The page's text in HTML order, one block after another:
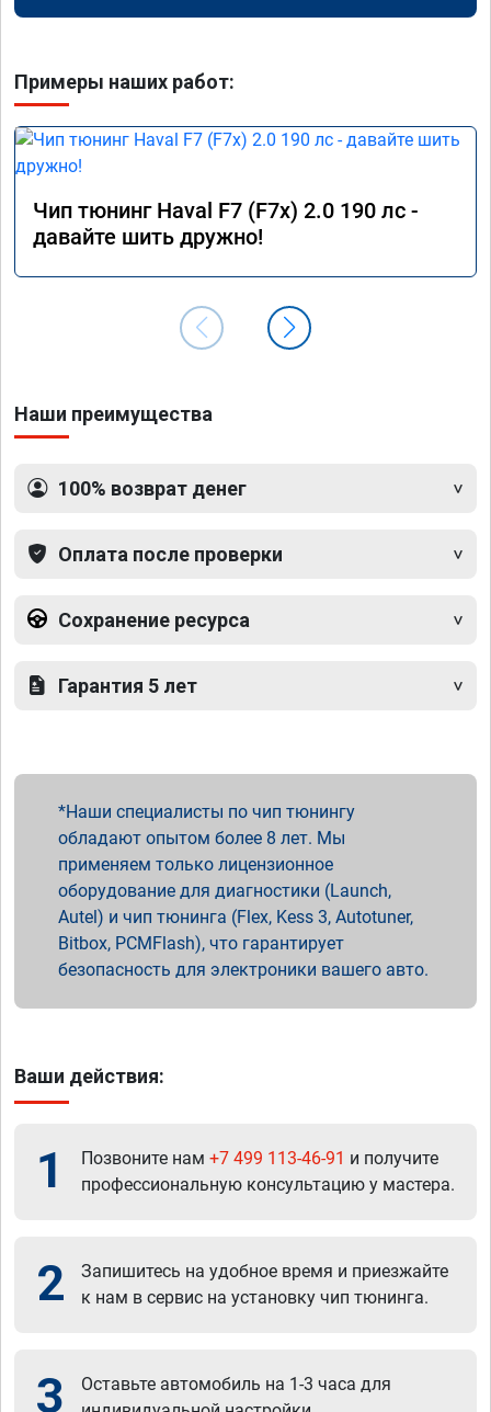
Примеры наших работ:
Чип тюнинг Haval F7 (F7x) 2.0 190 лс -
давайте шить дружно!
Наши преимущества
100% возврат денег
Оплата после проверки
Сохранение ресурса
Гарантия 5 лет
Наши специалисты по чип тюнингу
обладают опытом более 8 лет. Мы
применяем только лицензионное
оборудование для диагностики (Launch,
Autel) и чип тюнинга (Flex, Kess 3, Autotuner,
Bitbox, PCMFlash), что гарантирует
безопасность для электроники вашего авто.
Ваши действия:
1 Позвоните нам +7 499 113-46-91 и получите
профессиональную консультацию у мастера.
2
Запишитесь на удобное время и приезжайте
к нам в сервис на установку чип тюнинга.
3
Оставьте автомобиль на 1-3 часа для